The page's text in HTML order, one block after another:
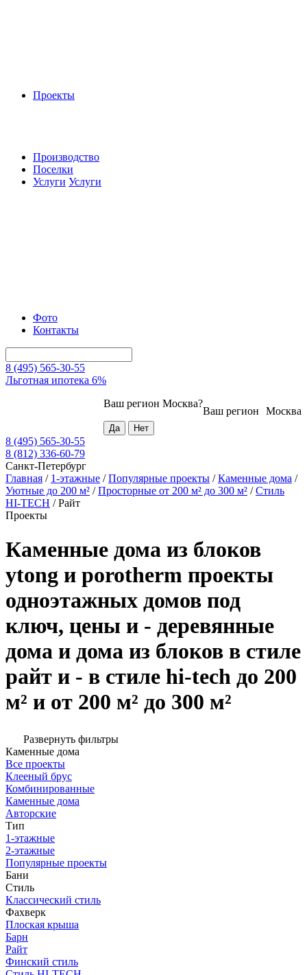
Проекты
Производство
Поселки
Услуги Услуги
Фото
Контакты
8 (495) 565-30-55
Льготная ипотека 6%
Москва
Ваш регион
Ваш регион Москва?
8 (495) 565-30-55
8 (812) 336-60-79
Санкт-Петербург
Главная / 1-этажные /Популярные проекты /Каменные дома /
Уютные до 200 м² /Просторные от 200 м² до 300 м² /Стиль
HI-TECH /Райт
Проекты
Каменные дома из блоков
ytong и porotherm проекты
одноэтажных домов под
ключ, цены и - деревянные
дома и дома из блоков в стиле
райт и - в стиле hi-tech до 200
м² и от 200 м² до 300 м²
Развернуть фильтры
Каменные дома
Все проекты
Клееный брус
Комбинированные
Каменные дома
Авторские
Тип
1-этажные
2-этажные
Популярные проекты
Бани
Стиль
Классический стиль
Фахверк
Плоская крыша
Барн
Райт
Финский стиль